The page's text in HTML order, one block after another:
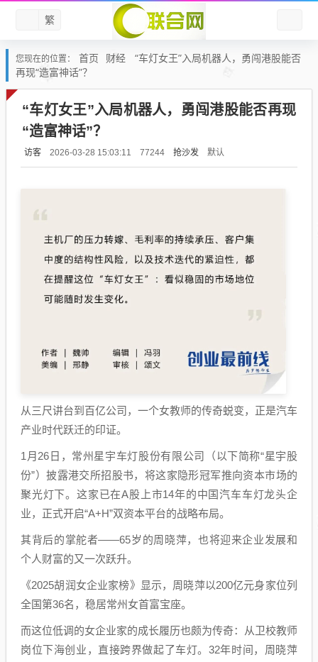
繁
您现在的位置： 首页 财经
“车灯女王”入局机器人，勇闯港股能否
再现“造富神话”？
“车灯女王”入局机器人，勇闯港股能否再现
“造富神话”？
访客 2026-03-28 15:03:11 77244 抢沙发 默认
从三尺讲台到百亿公司，一个女教师的传奇蜕变，正是汽车
产业时代跃迁的印证。
1月26日，常州星宇车灯股份有限公司（以下简称“星宇股
份”）披露港交所招股书，将这家隐形冠军推向资本市场的
聚光灯下。这家已在A股上市14年的中国汽车车灯龙头企
业，正式开启“A+H”双资本平台的战略布局。
其背后的掌舵者——65岁的周晓萍，也将迎来企业发展和
个人财富的又一次跃升。
《2025胡润女企业家榜》显示，周晓萍以200亿元身家位列
全国第36名，稳居常州女首富宝座。
而这位低调的女企业家的成长履历也颇为传奇：从卫校教师
岗位下海创业，直接跨界做起了车灯。32年时间，周晓萍